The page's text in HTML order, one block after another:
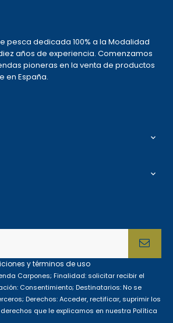
pesca dedicada 100% a la Modalidad
años de experiencia. Comenzamos
pioneras en la venta de productos
en España.


y términos de uso
Carpones; Finalidad: solicitar recibir el
Consentimiento; Destinatarios: No se
Derechos: Acceder, rectificar, suprimir los
que le explicamos en nuestra Política